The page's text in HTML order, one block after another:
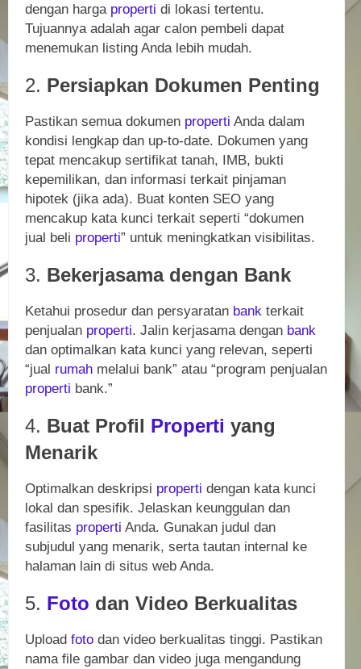
dengan harga properti di lokasi tertentu.
Tujuannya adalah agar calon pembeli dapat
menemukan listing Anda lebih mudah.
2. Persiapkan Dokumen Penting
Pastikan semua dokumen properti Anda dalam
kondisi lengkap dan up-to-date. Dokumen yang
tepat mencakup sertifikat tanah, IMB, bukti
kepemilikan, dan informasi terkait pinjaman
hipotek (jika ada). Buat konten SEO yang
mencakup kata kunci terkait seperti “dokumen
jual beli properti” untuk meningkatkan visibilitas.
3. Bekerjasama dengan Bank
Ketahui prosedur dan persyaratan bank terkait
penjualan properti. Jalin kerjasama dengan bank
dan optimalkan kata kunci yang relevan, seperti
“jual rumah melalui bank” atau “program penjualan
properti bank.”
4. Buat Profil Properti yang
Menarik
Optimalkan deskripsi properti dengan kata kunci
lokal dan spesifik. Jelaskan keunggulan dan
fasilitas properti Anda. Gunakan judul dan
subjudul yang menarik, serta tautan internal ke
halaman lain di situs web Anda.
5. Foto dan Video Berkualitas
Upload foto dan video berkualitas tinggi. Pastikan
nama file gambar dan video juga mengandung